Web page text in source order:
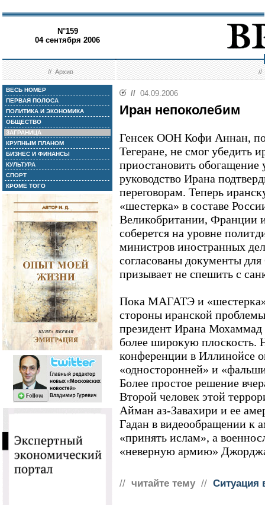
N°159
04 сентября 2006
//Архив //
ВЕСЬ НОМЕР
ПЕРВАЯ ПОЛОСА
ПОЛИТИКА И ЭКОНОМИКА
ОБЩЕСТВО
ЗАГРАНИЦА
КРУПНЫМ ПЛАНОМ
БИЗНЕС И ФИНАНСЫ
КУЛЬТУРА
СПОРТ
КРОМЕ ТОГО
// 04.09.2006
Иран непоколебим
Генсек ООН Кофи Аннан,
Тегеране, не смог убедить
приостановить обогащение
руководство Ирана
переговорам. Теперь
«шестерка» в составе
Великобритании, Франции
соберется на уровне
министров иностранных
согласованы документы
призывает не спешить с
Пока МАГАТЭ и
стороны иранской
президент Ирана Мохаммад
более широкую плоскость.
конференции в Иллинойсе
«односторонней» и
Более простое решение
Второй человек этой
Айман аз-Завахири и ее
Гадан в видеообращении к
«принять ислам», а
«неверную армию»
// читайте тему // Ситуация